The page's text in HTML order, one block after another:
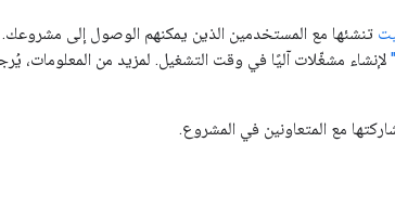
تنشئها مع المستخدمين الذين يمكنهم الوصول إلى مشروعك.
لإنشاء مشغّلات آليًا في وقت التشغيل. لمزيد من المعلومات،
مع المتعاونين في المشروع.